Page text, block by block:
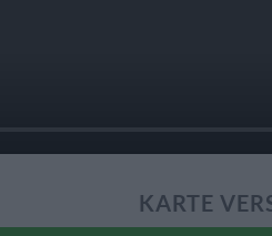
KARTE